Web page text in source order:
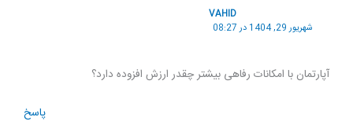
VAHID
شهریور 29, 1404 در 08:27
آپارتمان با امکانات رفاهی بیشتر چقدر ارزش افزوده دارد؟
پاسخ